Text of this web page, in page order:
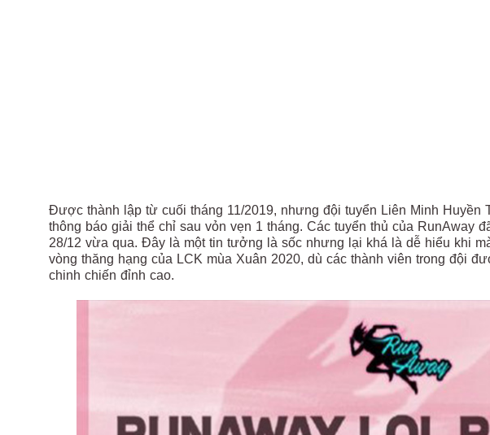
Được thành lập từ cuối tháng 11/2019, nhưng đội tuyển Liên Minh Huyền
thông báo giải thể chỉ sau vỏn vẹn 1 tháng. Các tuyển thủ của RunAway
28/12 vừa qua. Đây là một tin tưởng là sốc nhưng lại khá là dễ hiểu khi
vòng thăng hạng của LCK mùa Xuân 2020, dù các thành viên trong đội
chinh chiến đỉnh cao.